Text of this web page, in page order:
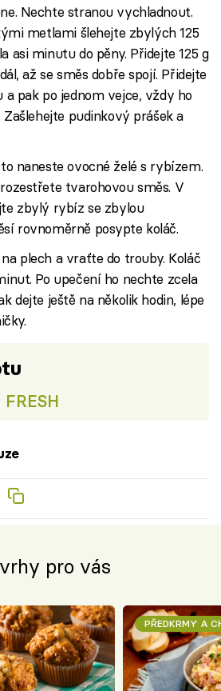
Nechte stranou vychladnout.
metlami šlehejte zbylých 125
asi minutu do pěny. Přidejte 125 g
až se směs dobře spojí. Přidejte
pak po jednom vejce, vždy ho
Zašlehejte pudinkový prášek a
naneste ovocné želé s rybízem.
tvarohovou směs. V
zbylý rybíz se zbylou
rovnoměrně posypte koláč.
plech a vraťte do trouby. Koláč
Po upečení ho nechte zcela
dejte ještě na několik hodin, lépe
pro vás
PŘEDKRMY A